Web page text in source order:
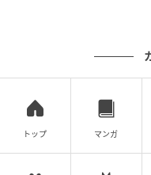
をつけることで首元
リのあるシルエットに
ハイライトが光る
トップ マンガ